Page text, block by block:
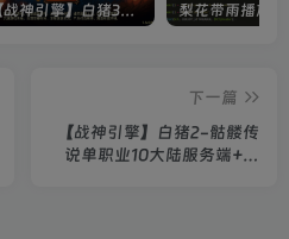
【战神引擎】白猪3-流浪战神3神技8大陆全屏拾取版特色服务端+生肖+转生+秘境+神魔+双端+教程(更新眼神拾取)
下一篇
【战神引擎】白猪2-骷髅传
说单职业10大陆服务端+双